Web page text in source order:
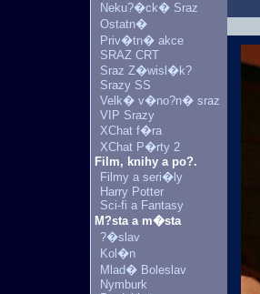
Neku?�ck� Sraz
Ostatn�
Priv�tn� akce
SRAZ CRT
Sraz Z�wisl�k?
Srazy SS
Velk� v�no?n� sraz
VIP Srazy
XChat f�ra
XChat P�rty 2
Film, knihy a po?.
Filmy a seri�ly
Harry Potter
Sci-fi a Fantasy
M?sta a m�sta
?�slav
Kol�n
Mlad� Boleslav
Nymburk